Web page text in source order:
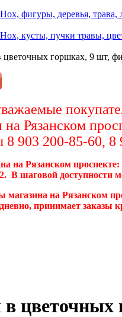
фигуры, деревья,
кусты, пучки травы,
горшках, 9 шт,
на Рязанском
8 903 200-85-60, 8
на Рязанском
В шаговой доступности
магазина на Рязанском
принимает заказы
цветочных